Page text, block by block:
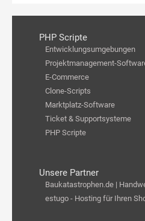
PHP Scripte
Entwicklungsumgebungen
Projektmanagement-
E-Commerce
Clone-Scripts
Marktplatz-Software
Ticket & Supportsysteme
PHP Scripte
Unsere Partner
Baukatastrophen.de |
estugo - Hosting für Ihren